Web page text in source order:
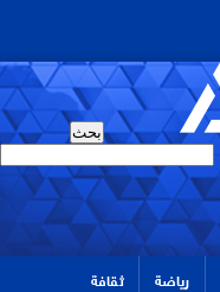
رياضة ثقافة